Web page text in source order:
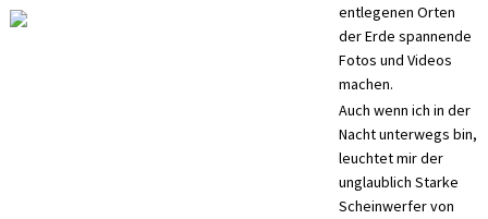
entlegenen Orten
der Erde spannende
Fotos und Videos
machen.
Auch wenn ich in der
Nacht unterwegs bin,
leuchtet mir der
unglaublich Starke
Scheinwerfer von